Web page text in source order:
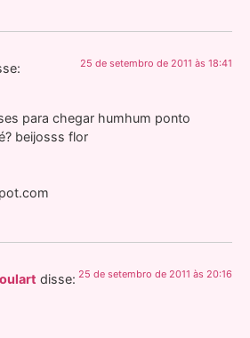
25 de setembro de 2011 às 18:41
para chegar humhum ponto
beijosss flor
disse: 25 de setembro de 2011 às 20:16